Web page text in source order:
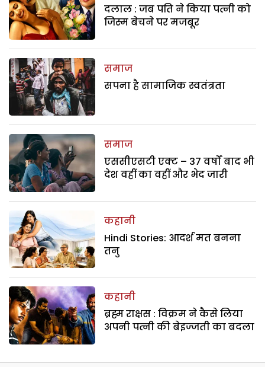
दलाल : जब पति ने किया पत्नी को
जिस्म बेचने पर मजबूर
समाज
सपना है सामाजिक स्वतंत्रता
समाज
एससीएसटी एक्ट – 37 वर्षों बाद भी
देश वहीं का वहीं और भेद जारी
कहानी
Hindi Stories: आदर्श मत बनना
तनु
कहानी
ब्रह्म राक्षस : विक्रम ने कैसे लिया
अपनी पत्नी की बेइज्जती का बदला